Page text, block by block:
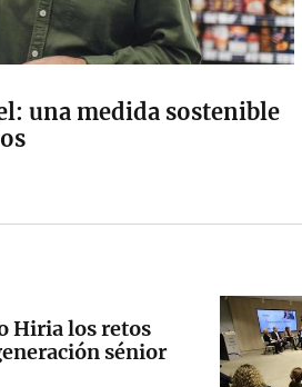
una medida sostenible
Hiria los retos
sénior